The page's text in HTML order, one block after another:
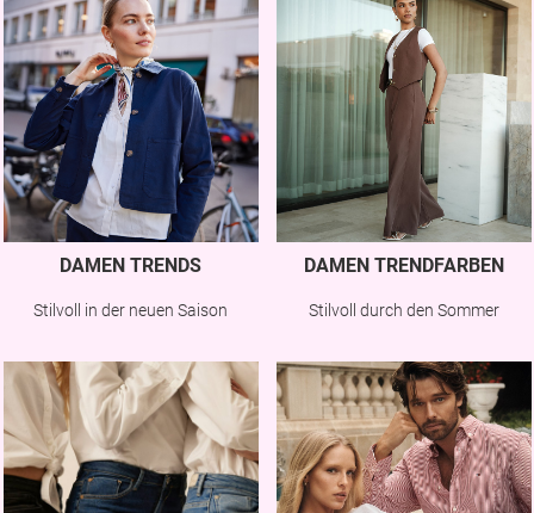
DAMEN TRENDS
Stilvoll in der neuen Saison
DAMEN TRENDFARBEN
Stilvoll durch den Sommer